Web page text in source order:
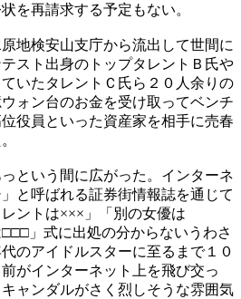
を再請求する予定もない。
地検安山支庁から流出して世間に
スト出身のトップタレントＢ氏や
いたタレントＣ氏ら２０人余りの
ォン台のお金を受け取ってベンチ
役員といった資産家を相手に売春
という間に広がった。インターネ
と呼ばれる証券街情報誌を通じて
ントは×××」「別の女優は
」式に出処の分からないうわさ
のアイドルスターに至るまで１０
がインターネット上を飛び交っ
ャンダルがさく烈しそうな雰囲気